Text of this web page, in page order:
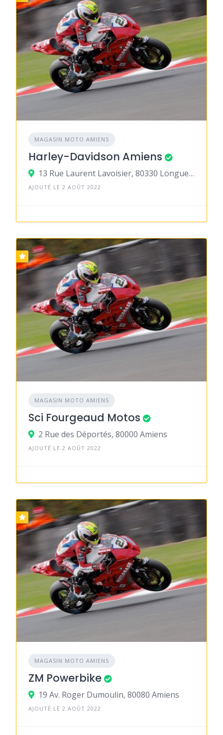
MAGASIN MOTO AMIENS
Harley-Davidson Amiens
13 Rue Laurent Lavoisier, 80330 Longueau
AJOUTÉ LE 2 AOÛT 2022
MAGASIN MOTO AMIENS
Sci Fourgeaud Motos
2 Rue des Déportés, 80000 Amiens
AJOUTÉ LE 2 AOÛT 2022
MAGASIN MOTO AMIENS
ZM Powerbike
19 Av. Roger Dumoulin, 80080 Amiens
AJOUTÉ LE 2 AOÛT 2022